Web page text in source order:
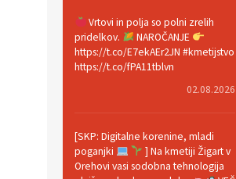
Vrtovi in polja so polni zrelih
pridelkov.
NAROČANJE
https://t.co/E7ekAEr2JN #kmetijstvo
https://t.co/fPA11tblvn
02.08.2026
[SKP: Digitalne korenine, mladi
poganjki
] Na kmetiji Žigart v
Orehovi vasi sodobna tehnologija